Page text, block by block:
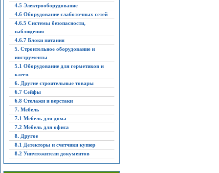
4.5 Электрооборудование
4.6 Оборудование слаботочных сетей
4.6.5 Системы безопасности,
наблюдения
4.6.7 Блоки питания
5. Строительное оборудование и
инструменты
5.1 Оборудование для герметиков и
клеев
6. Другие строительные товары
6.7 Сейфы
6.8 Стелажи и верстаки
7. Мебель
7.1 Мебель для дома
7.2 Мебель для офиса
8. Другое
8.1 Детекторы и счетчики купюр
8.2 Уничтожители документов